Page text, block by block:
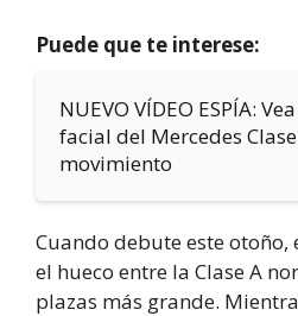
Puede que te interese:
NUEVO VÍDEO ESPÍA:
facial del Mercedes
movimiento
Cuando debute este otoño,
el hueco entre la Clase A
plazas más grande.